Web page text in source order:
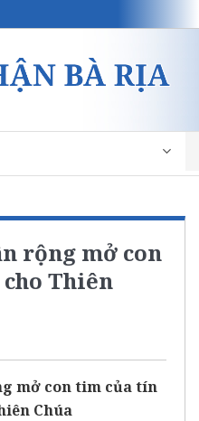
rộng mở con
Thiên
mở con tim của tín
Chúa